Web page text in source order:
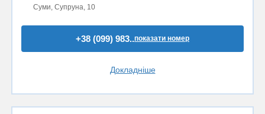
Суми, Супруна, 10
+38 (099) 983..показати номер
Докладніше